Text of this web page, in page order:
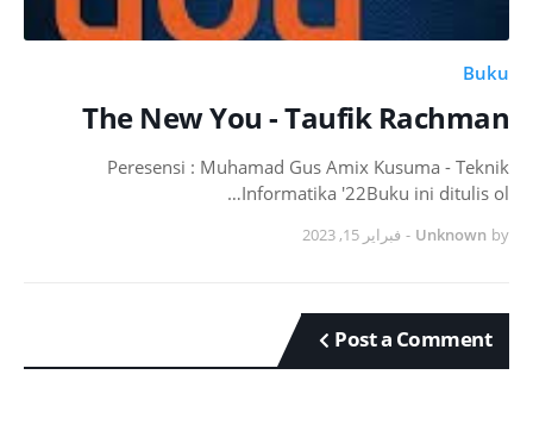
Buku
The New You - Taufik Rachman
Peresensi : Muhamad Gus Amix Kusuma - Teknik
Informatika '22Buku ini ditulis ol…
by
Unknown
- فبراير 15, 2023
Post a Comment